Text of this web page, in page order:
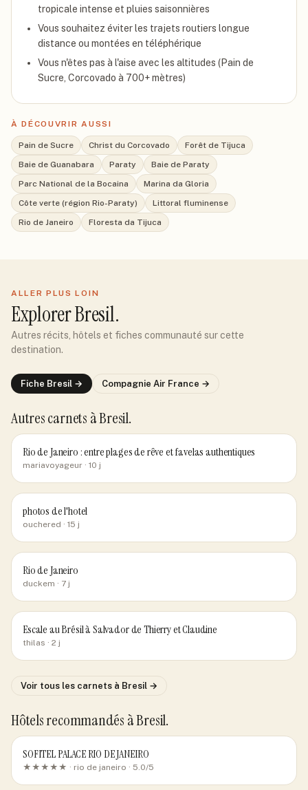
tropicale intense et pluies saisonnières
Vous souhaitez éviter les trajets routiers longue
distance ou montées en téléphérique
Vous n'êtes pas à l'aise avec les altitudes (Pain de
Sucre, Corcovado à 700+ mètres)
À DÉCOUVRIR AUSSI
Pain de Sucre Christ du Corcovado
Forêt de Tijuca
Baie de Guanabara
Paraty
Baie de Paraty
Parc National de la Bocaina
Marina da Gloria
Côte verte (région Rio-Paraty)
Littoral fluminense
Rio de Janeiro
Floresta da Tijuca
ALLER PLUS LOIN
ExplorerBresil.
Autres récits, hôtels et fiches communauté sur cette
destination.
Fiche Bresil → Compagnie Air France →
Autres carnets à Bresil.
Rio de Janeiro : entre plages de rêve et favelas authentiques
mariavoyageur · 10 j
photos de l'hotel
ouchered · 15 j
Rio de Janeiro
duckem · 7 j
Escale au Brésil à Salvador de Thierry et Claudine
thilas · 2 j
Voir tous les carnets à Bresil →
Hôtels recommandés à Bresil.
SOFITEL PALACE RIO DE JANEIRO
★★★★★ · rio de janeiro · 5.0/5